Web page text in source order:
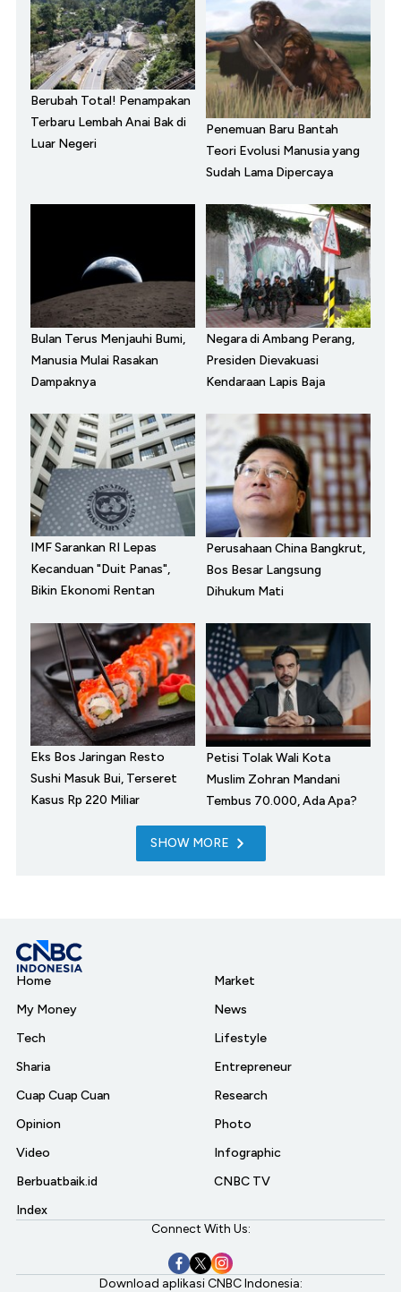
Berubah Total! Penampakan
Terbaru Lembah Anai Bak di
Luar Negeri
Penemuan Baru Bantah
Teori Evolusi Manusia yang
Sudah Lama Dipercaya
Bulan Terus Menjauhi Bumi,
Manusia Mulai Rasakan
Dampaknya
Negara di Ambang Perang,
Presiden Dievakuasi
Kendaraan Lapis Baja
IMF Sarankan RI Lepas
Kecanduan "Duit Panas",
Bikin Ekonomi Rentan
Perusahaan China Bangkrut,
Bos Besar Langsung
Dihukum Mati
Eks Bos Jaringan Resto
Sushi Masuk Bui, Terseret
Kasus Rp 220 Miliar
Petisi Tolak Wali Kota
Muslim Zohran Mandani
Tembus 70.000, Ada Apa?
SHOW MORE
Home
My Money
Tech
Sharia
Cuap Cuap Cuan
Opinion
Video
Berbuatbaik.id
Index
Market
News
Lifestyle
Entrepreneur
Research
Photo
Infographic
CNBC TV
Connect With Us:
Download aplikasi CNBC Indonesia: